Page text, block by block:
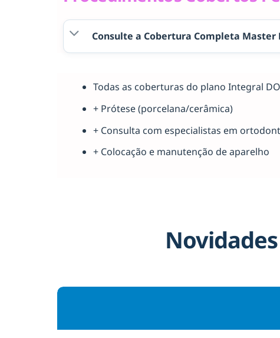
Consulte a Cobertura Completa Master
Todas as coberturas do plano Integral
+ Prótese (porcelana/cerâmica)
+ Consulta com especialistas em
+ Colocação e manutenção de aparelho